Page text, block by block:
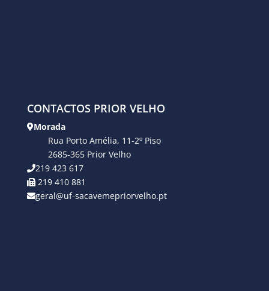
CONTACTOS PRIOR VELHO
Morada
Rua Porto Amélia, 11-2º Piso
2685-365 Prior Velho
219 423 617
219 410 881
geral@uf-sacavemepriorvelho.pt